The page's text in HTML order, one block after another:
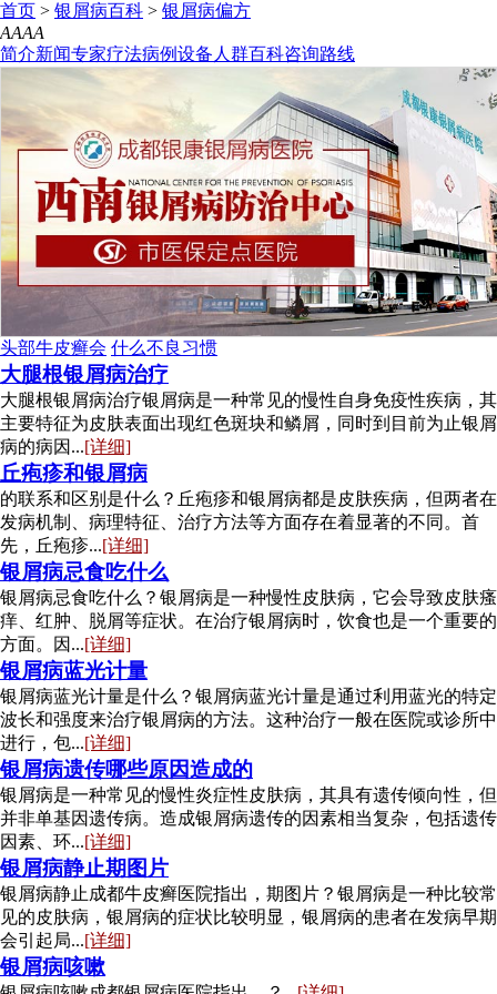
首页 > 银屑病百科 > 银屑病偏方
AAAA
简介新闻专家疗法病例设备 人群百科咨询路线
头部牛皮癣会 什么不良习惯
大腿根银屑病治疗
大腿根银屑病治疗银屑病是一种常见的慢性自身免疫性疾病，其
主要特征为皮肤表面出现红色斑块和鳞屑，同时到目前为止银屑
病的病因...[详细]
丘疱疹和银屑病
的联系和区别是什么？丘疱疹和银屑病都是皮肤疾病，但两者在
发病机制、病理特征、治疗方法等方面存在着显著的不同。首
先，丘疱疹...[详细]
银屑病忌食吃什么
银屑病忌食吃什么？银屑病是一种慢性皮肤病，它会导致皮肤瘙
痒、红肿、脱屑等症状。在治疗银屑病时，饮食也是一个重要的
方面。因...[详细]
银屑病蓝光计量
银屑病蓝光计量是什么？银屑病蓝光计量是通过利用蓝光的特定
波长和强度来治疗银屑病的方法。这种治疗一般在医院或诊所中
进行，包...[详细]
银屑病遗传哪些原因造成的
银屑病是一种常见的慢性炎症性皮肤病，其具有遗传倾向性，但
并非单基因遗传病。造成银屑病遗传的因素相当复杂，包括遗传
因素、环...[详细]
银屑病静止期图片
银屑病静止成都牛皮癣医院指出，期图片？银屑病是一种比较常
见的皮肤病，银屑病的症状比较明显，银屑病的患者在发病早期
会引起局...[详细]
银屑病咳嗽